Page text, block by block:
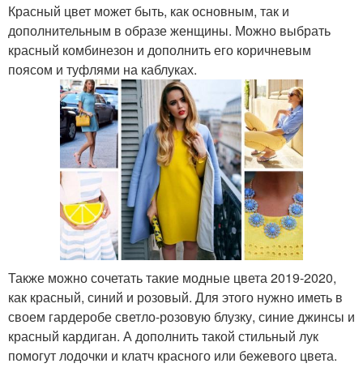
Красный цвет может быть, как основным, так и
дополнительным в образе женщины. Можно выбрать
красный комбинезон и дополнить его коричневым
поясом и туфлями на каблуках.
Также можно сочетать такие модные цвета 2019-2020,
как красный, синий и розовый. Для этого нужно иметь в
своем гардеробе светло-розовую блузку, синие джинсы и
красный кардиган. А дополнить такой стильный лук
помогут лодочки и клатч красного или бежевого цвета.